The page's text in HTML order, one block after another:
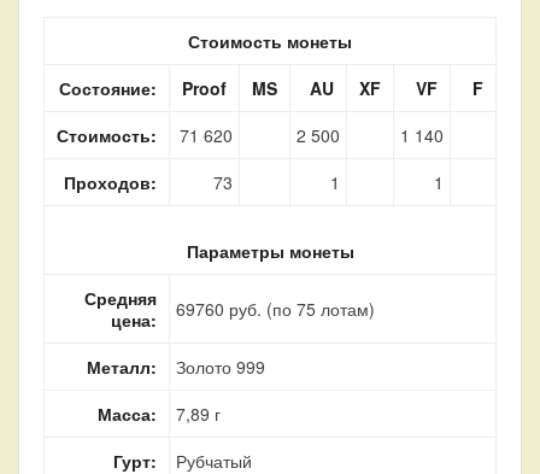
Стоимость монеты
Состояние:
Proof MS AU XF VF
F
Стоимость:
71 620 2 500
1 140
Проходов:
73 1 1
Параметры монеты
Средняя
цена:
69760 руб. (по 75 лотам)
Металл:
Золото 999
Масса:
7,89 г
Гурт:
Рубчатый